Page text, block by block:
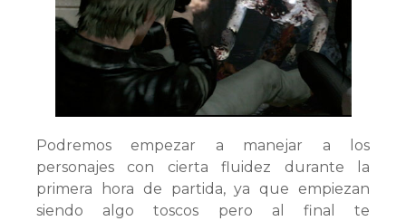
Podremos empezar a manejar a los
personajes con cierta fluidez durante la
primera hora de partida, ya que empiezan
siendo algo toscos pero al final te